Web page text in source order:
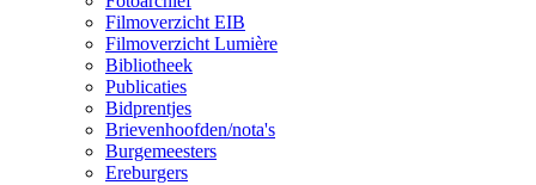
Filmoverzicht EIB
Filmoverzicht Lumière
Bibliotheek
Publicaties
Bidprentjes
Brievenhoofden/nota's
Burgemeesters
Ereburgers